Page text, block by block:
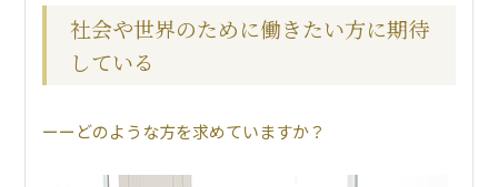
社会や世界のために働きたい方に期待
している
どのような方を求めていますか？